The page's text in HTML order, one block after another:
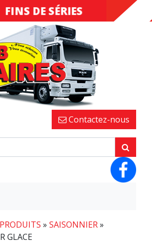
DESTOCKAGE
FINS DE SÉRIES
Contactez-nous
» SAISONNIER»
GLACE